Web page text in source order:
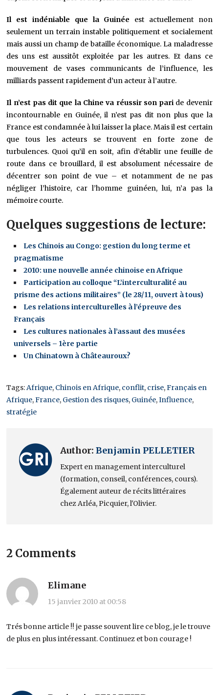
Il est indéniable que la Guinée est actuellement non
seulement un terrain instable politiquement et socialement
mais aussi un champ de bataille économique. La maladresse
des uns est aussitôt exploitée par les autres. Et dans ce
mouvement de vases communicants de l’influence, les
milliards passent rapidement d’un acteur à l’autre.
Il n’est pas dit que la Chine va réussir son pari de devenir
incontournable en Guinée, il n’est pas dit non plus que la
France est condamnée à lui laisser la place. Mais il est certain
que tous les acteurs se trouvent en forte zone de
turbulences. Quoi qu’il en soit, afin d’établir une feuille de
route dans ce brouillard, il est absolument nécessaire de
décentrer son point de vue – et notamment de ne pas
négliger l’histoire, car l’homme guinéen, lui, n’a pas la
mémoire courte.
Quelques suggestions de lecture:
Les Chinois au Congo: gestion du long terme et
pragmatisme
2010: une nouvelle année chinoise en Afrique
Participation au colloque “L’interculturalité au
prisme des actions militaires” (le 28/11, ouvert à tous)
Les relations interculturelles à l’épreuve des
Français
Les cultures nationales à l’assaut des musées
universels – 1ère partie
Un Chinatown à Châteauroux?
Tags:Afrique, Chinois en Afrique, conflit, crise,Français en
Afrique,France, Gestion des risques, Guinée,Influence,
stratégie
Author:Benjamin PELLETIER
Expert en management interculturel
(formation, conseil, conférences, cours).
Également auteur de récits littéraires
chez Arléa, Picquier, l'Olivier.
2 Comments
Elimane
15 janvier 2010 at 00:58
Trés bonne article !! je passe souvent lire ce blog, je le trouve
de plus en plus intéressant. Continuez et bon courage !